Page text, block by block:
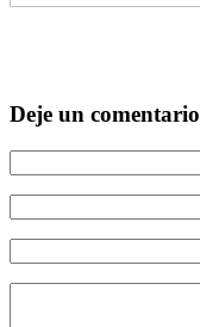
Deje un comentario